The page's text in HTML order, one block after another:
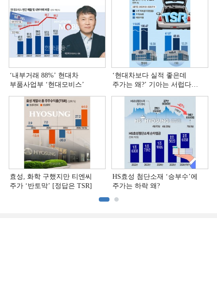
‘내부거래 88%ʼ 현대차
부품사업부 ‘현대모비스ʼ
‘현대차보다 실적 좋은데
주가는 왜?ʼ 기아는 서럽다
효성, 화학 구했지만 티엔씨
주가 ‘반토막’ [정답은 TSR]
HS효성 첨단소재 ‘승부수’에
주가는 하락 왜?